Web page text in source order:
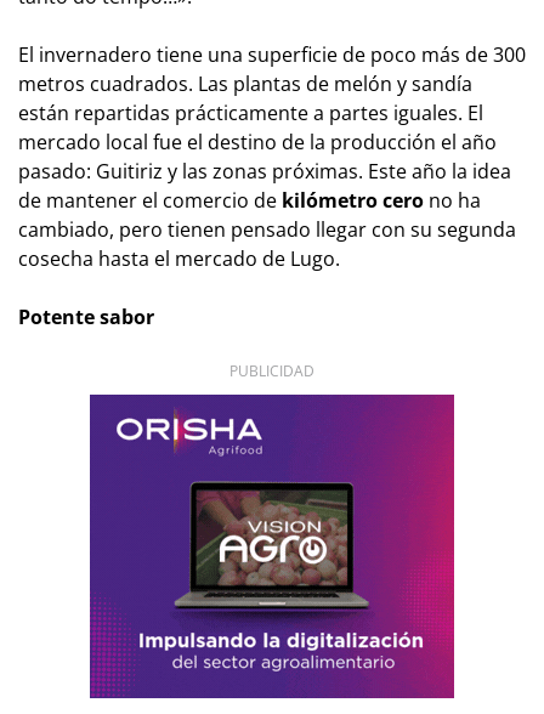
El invernadero tiene una superficie de poco más de 300
metros cuadrados. Las plantas de melón y sandía
están repartidas prácticamente a partes iguales. El
mercado local fue el destino de la producción el año
pasado: Guitiriz y las zonas próximas. Este año la idea
de mantener el comercio de kilómetro cero no ha
cambiado, pero tienen pensado llegar con su segunda
cosecha hasta el mercado de Lugo.
Potente sabor
PUBLICIDAD